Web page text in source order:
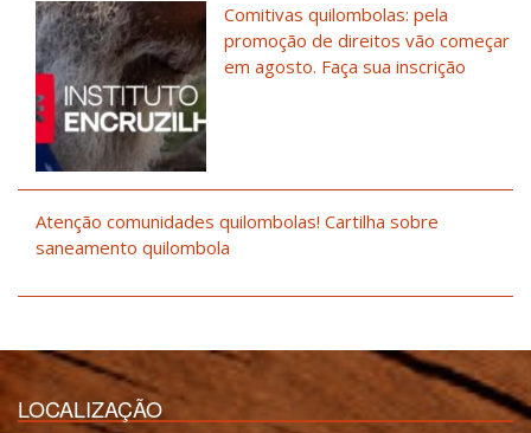
Comitivas quilombolas: pela
promoção de direitos vão começar
em agosto. Faça sua inscrição
Atenção comunidades quilombolas! Cartilha sobre
saneamento quilombola
LOCALIZAÇÃO